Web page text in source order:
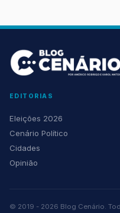
EDITORIAS
Eleições 2026
Cenário Político
Cidades
Opinião
© 2019 - 2026 Blog Cenário.